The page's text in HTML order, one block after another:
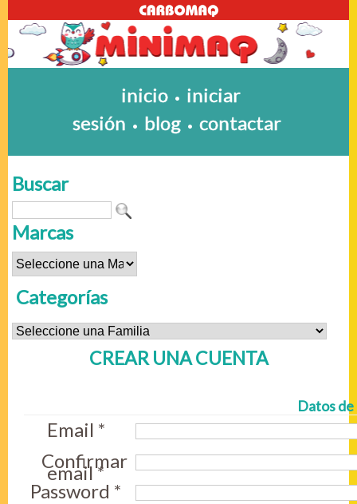
inicio • iniciar
sesión • blog • contactar
Buscar
Marcas
Categorías
CREAR UNA CUENTA
Datos
Email *
Confirmar
email *
Password *